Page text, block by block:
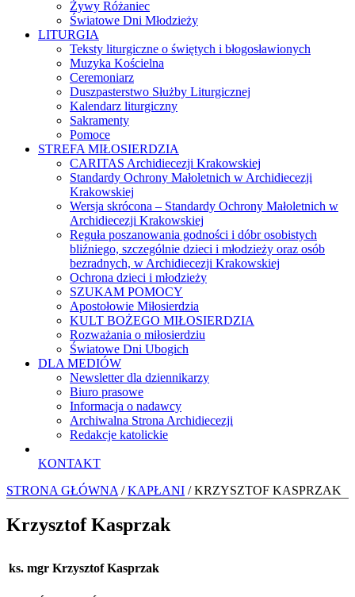
Żywy Różaniec
Światowe Dni Młodzieży
LITURGIA
Teksty liturgiczne o świętych i błogosławionych
Muzyka Kościelna
Ceremoniarz
Duszpasterstwo Służby Liturgicznej
Kalendarz liturgiczny
Sakramenty
Pomoce
STREFA MIŁOSIERDZIA
CARITAS Archidiecezji Krakowskiej
Standardy Ochrony Małoletnich w Archidiecezji
Krakowskiej
Wersja skrócona – Standardy Ochrony Małoletnich w
Archidiecezji Krakowskiej
Reguła poszanowania godności i dóbr osobistych
bliźniego, szczególnie dzieci i młodzieży oraz osób
bezradnych, w Archidiecezji Krakowskiej
Ochrona dzieci i młodzieży
SZUKAM POMOCY
Apostołowie Miłosierdzia
KULT BOŻEGO MIŁOSIERDZIA
Rozważania o miłosierdziu
Światowe Dni Ubogich
DLA MEDIÓW
Newsletter dla dziennikarzy
Biuro prasowe
Informacja o nadawcy
Archiwalna Strona Archidiecezji
Redakcje katolickie
KONTAKT
STRONA GŁÓWNA /KAPŁANI / KRZYSZTOF KASPRZAK
Krzysztof Kasprzak
ks. mgr Krzysztof Kasprzak